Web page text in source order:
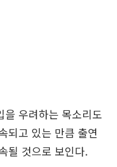
을 우려하는 목소리도
되고 있는 만큼 출연
될 것으로 보인다.